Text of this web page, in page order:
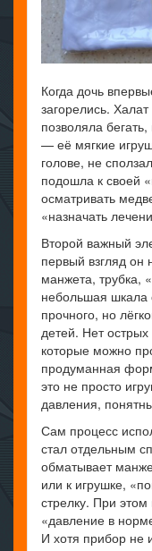
Когда дочь
загорелись.
позволяла
— её мягкие
голове, не
подошла к своей
осматривать
«назначать
Второй важный
первый взгляд
манжета, трубка,
небольшая
прочного, но
детей. Нет
которые можно
продуманная
это не просто
давления,
Сам процесс
стал отдельным
обматывает
или к игрушке,
стрелку. При этом
«давление в
И хотя прибор не